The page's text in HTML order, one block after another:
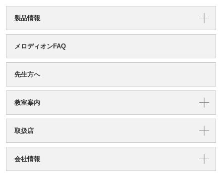
製品情報
メロディオンFAQ
先生方へ
教室案内
取扱店
会社情報